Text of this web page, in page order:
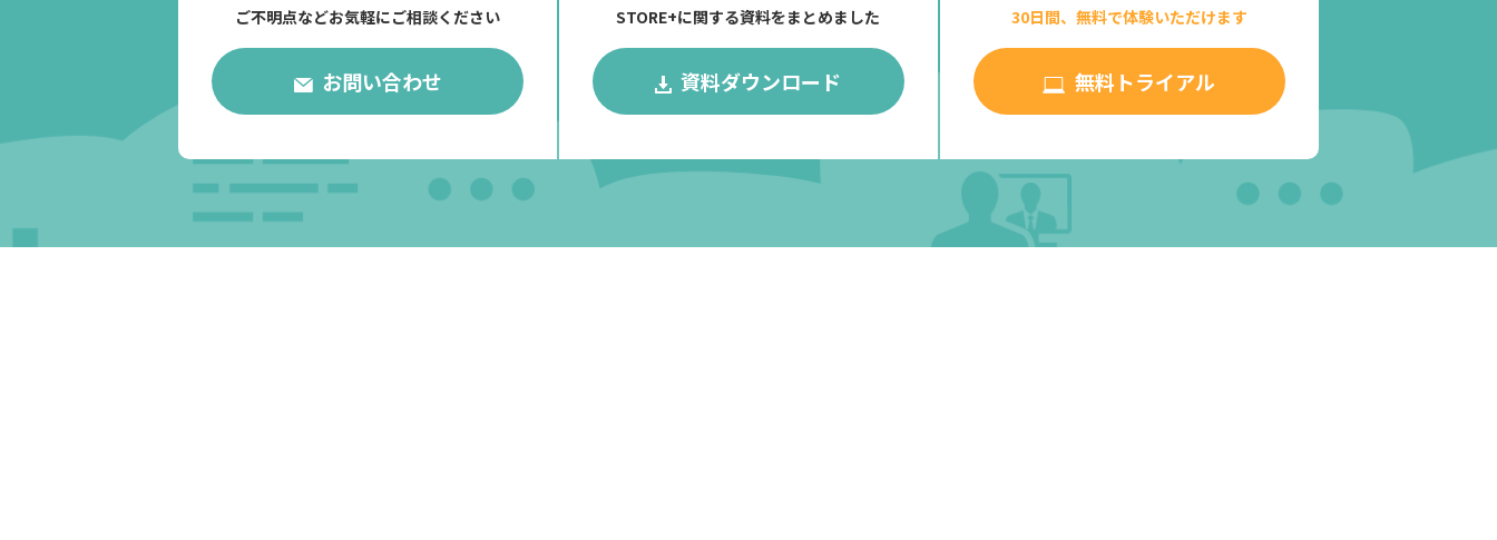
ご不明点などお気軽にご相談ください
お問い合わせ
STORE+に関する資料をまとめました
資料ダウンロード
30日間、無料で体験いただけます
無料トライアル